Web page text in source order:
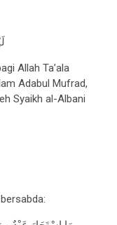
Allah Ta’ala
Adabul Mufrad,
Syaikh al-Albani